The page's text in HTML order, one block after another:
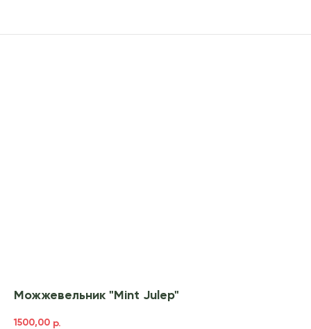
Можжевельник "Mint Julep"
1500,00 р.